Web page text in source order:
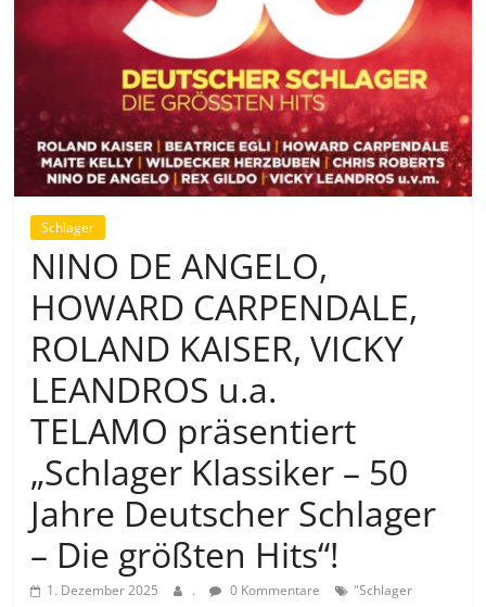
Schlager
NINO DE ANGELO,
HOWARD CARPENDALE,
ROLAND KAISER, VICKY
LEANDROS u.a.
TELAMO präsentiert
„Schlager Klassiker – 50
Jahre Deutscher Schlager
– Die größten Hits“!
1. Dezember 2025 . 0 Kommentare
"Schlager